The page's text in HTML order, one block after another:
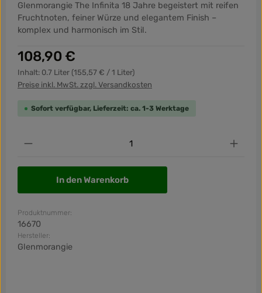
Glenmorangie The Infinita 18 Jahre begeistert mit reifen
Fruchtnoten, feiner Würze und elegantem Finish –
komplex und harmonisch im Stil.
Regulärer Preis:
108,90 €
Inhalt: 0.7 Liter (155,57 € / 1 Liter)
Preise inkl. MwSt. zzgl. Versandkosten
Sofort verfügbar, Lieferzeit: ca. 1-3 Werktage
Produkt Anzahl: Gib den gewünschten Wert
In den Warenkorb
Produktnummer:
16670
Hersteller:
Glenmorangie